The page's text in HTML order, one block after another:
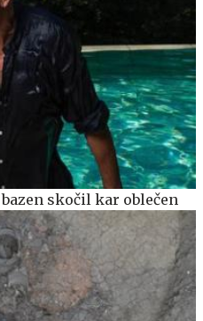
skočil kar oblečen